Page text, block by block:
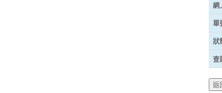
網
單
狀
查